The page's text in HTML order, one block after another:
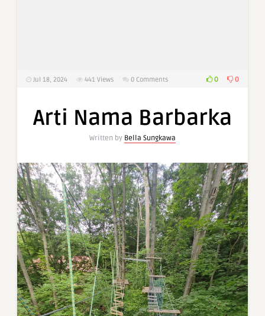
Jul 18, 2024 441 Views 0 Comments 0 0
Arti Nama Barbarka
Written by Bella Sungkawa